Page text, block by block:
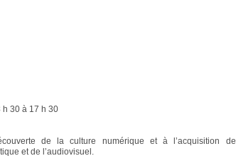
h 30 à 17 h 30
de la culture numérique et à l’acquisition de
et de l’audiovisuel.